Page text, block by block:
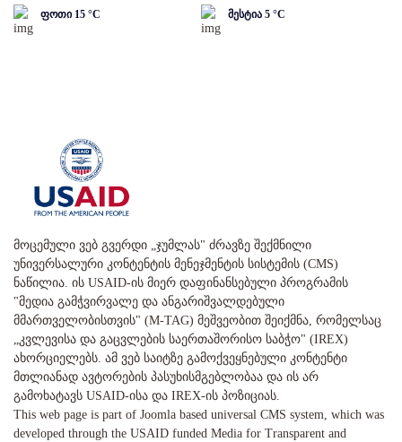
ფოთი 15 °C მესტია 5 °C
მოცემული ვებ გვერდი „ჯუმლას" ძრავზე შექმნილი
უნივერსალური კონტენტის მენეჯმენტის სისტემის (CMS)
ნაწილია. ის USAID-ის მიერ დაფინანსებული პროგრამის
"მედია გამჭვირვალე და ანგარიშვალდებული
მმართველობისთვის" (M-TAG) მეშვეობით შეიქმნა, რომელსაც
„კვლევისა და გაცვლების საერთაშორისო საბჭო" (IREX)
ახორციელებს. ამ ვებ საიტზე გამოქვეყნებული კონტენტი
მთლიანად ავტორების პასუხისმგებლობაა და ის არ
გამოხატავს USAID-ისა და IREX-ის პოზიციას.
This web page is part of Joomla based universal CMS system, which was
developed through the USAID funded Media for Transparent and